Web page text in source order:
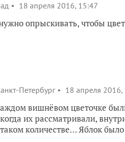
18 апреля 2016, 15:47
опрыскивать, чтобы
Петербург 18 апреля
вишнёвом цветочке
их рассматривали,
количестве… Яблок